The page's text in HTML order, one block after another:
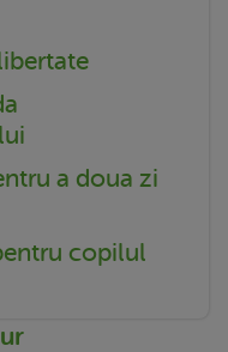
a doua zi
copilul